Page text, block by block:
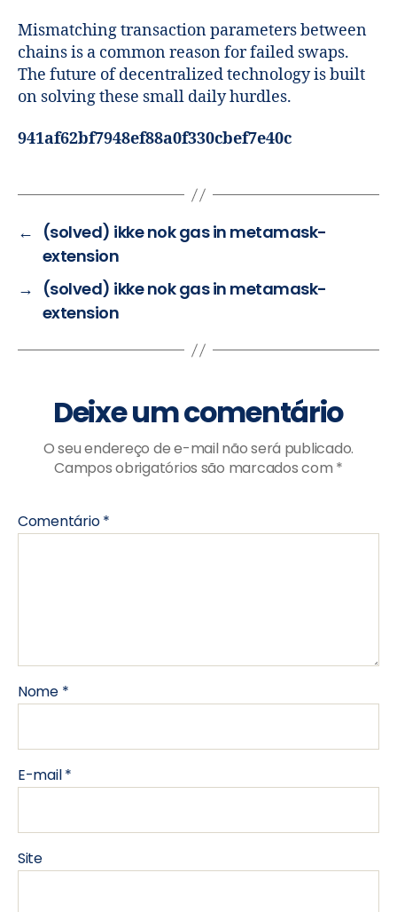
Mismatching transaction parameters between
chains is a common reason for failed swaps.
The future of decentralized technology is built
on solving these small daily hurdles.
941af62bf7948ef88a0f330cbef7e40c
← (solved) ikke nok gas in metamask-
extension
→ (solved) ikke nok gas in metamask-
extension
Deixe um comentário
O seu endereço de e-mail não será publicado.
Campos obrigatórios são marcados com *
Comentário*
Nome *
E-mail*
Site